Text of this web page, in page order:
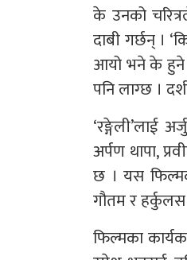
के उनको
दाबी गर्छन् ।
आयो भने के हुने
पनि लाग्छ ।
‘रङ्गेली’लाई
अर्पण थापा,
छ । यस
गौतम र
फिल्मका